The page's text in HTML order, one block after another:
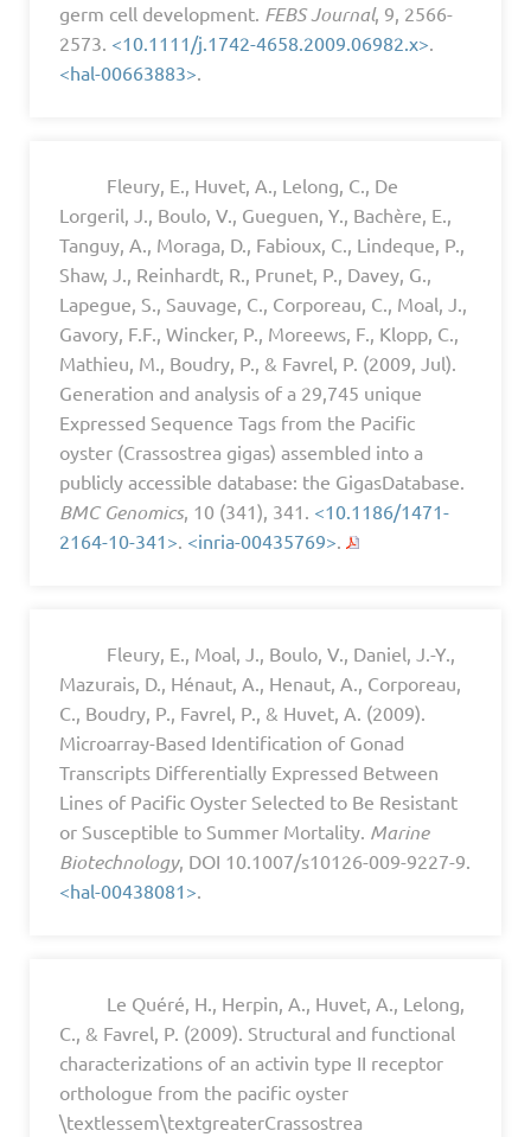
germ cell development. FEBS Journal, 9, 2566-
2573. <10.1111/j.1742-4658.2009.06982.x>
<hal-00663883>
Fleury, E., Huvet, A., Lelong, C., De
Lorgeril, J., Boulo, V., Gueguen, Y., Bachère, E.,
Tanguy, A., Moraga, D., Fabioux, C., Lindeque, P.,
Shaw, J., Reinhardt, R., Prunet, P., Davey, G.,
Lapegue, S., Sauvage, C., Corporeau, C., Moal, J.,
Gavory, F.F., Wincker, P., Moreews, F., Klopp, C.,
Mathieu, M., Boudry, P., & Favrel, P. (2009, Jul).
Generation and analysis of a 29,745 unique
Expressed Sequence Tags from the Pacific
oyster (Crassostrea gigas) assembled into a
publicly accessible database: the GigasDatabase.
BMC Genomics, 10 (341), 341. <10.1186/1471-
2164-10-341> <inria-00435769>
Fleury, E., Moal, J., Boulo, V., Daniel, J.-Y.,
Mazurais, D., Hénaut, A., Henaut, A., Corporeau,
C., Boudry, P., Favrel, P., & Huvet, A. (2009).
Microarray-Based Identification of Gonad
Transcripts Differentially Expressed Between
Lines of Pacific Oyster Selected to Be Resistant
or Susceptible to Summer Mortality. Marine
Biotechnology, DOI 10.1007/s10126-009-9227-9.
<hal-00438081>
Le Quéré, H., Herpin, A., Huvet, A., Lelong,
C., & Favrel, P. (2009). Structural and functional
characterizations of an activin type II receptor
orthologue from the pacific oyster
\textlessem\textgreaterCrassostrea